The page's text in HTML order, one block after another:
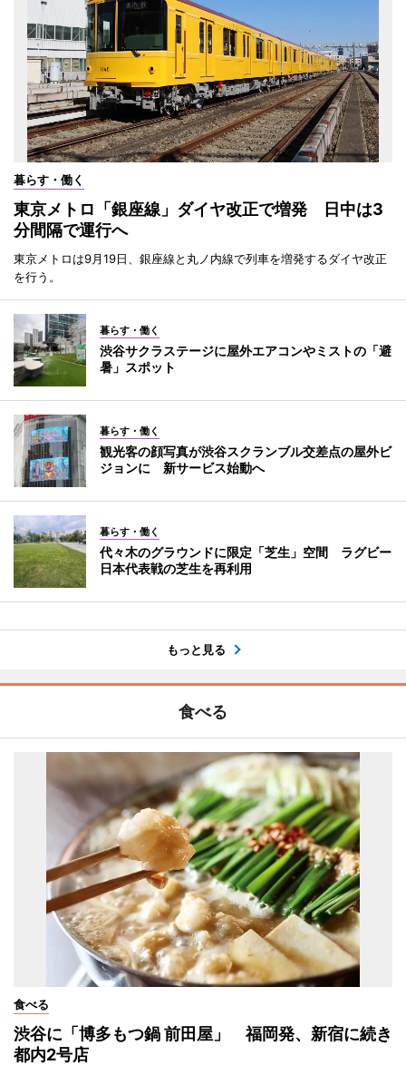
暮らす・働く
東京メトロ「銀座線」ダイヤ改正で増発 日中は3
分間隔で運行へ
東京メトロは9月19日、銀座線と丸ノ内線で列車を増発するダイヤ改正
を行う。
暮らす・働く
渋谷サクラステージに屋外エアコンやミストの「避
暑」スポット
暮らす・働く
観光客の顔写真が渋谷スクランブル交差点の屋外ビ
ジョンに 新サービス始動へ
暮らす・働く
代々木のグラウンドに限定「芝生」空間 ラグビー
日本代表戦の芝生を再利用
もっと見る
食べる
食べる
渋谷に「博多もつ鍋 前田屋」 福岡発、新宿に続き
都内2号店